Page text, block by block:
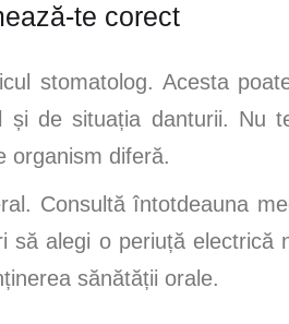
te corect
stomatolog. Acesta
de situația danturii. Nu
organism diferă.
Consultă întotdeauna
alegi o periuță electrică
sănătății orale.